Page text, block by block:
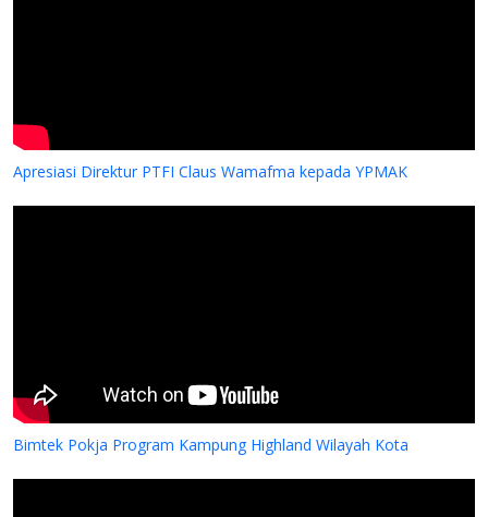
Apresiasi Direktur PTFI Claus Wamafma kepada YPMAK
Bimtek Pokja Program Kampung Highland Wilayah Kota